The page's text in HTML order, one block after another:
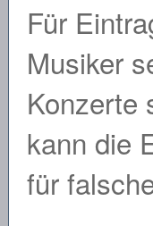
Für
Musiker
Konzerte
kann die
für